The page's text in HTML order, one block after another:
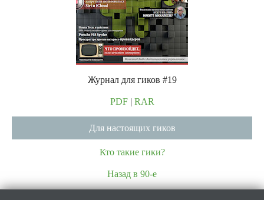
Журнал для гиков #19
PDF| RAR
Для настоящих гиков
Кто такие гики?
Назад в 90-е